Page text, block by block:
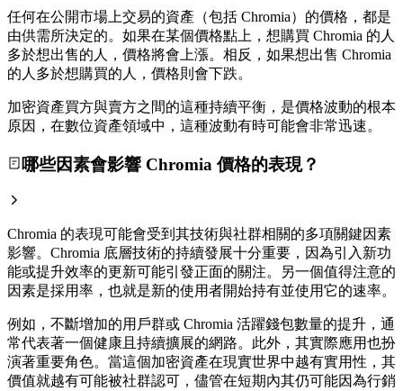
任何在公開市場上交易的資產（包括 Chromia）的價格，都是
由供需所決定的。如果在某個價格點上，想購買 Chromia 的人
多於想出售的人，價格將會上漲。相反，如果想出售 Chromia
的人多於想購買的人，價格則會下跌。
加密資產買方與賣方之間的這種持續平衡，是價格波動的根本
原因，在數位資產領域中，這種波動有時可能會非常迅速。
哪些因素會影響 Chromia 價格的表現？
Chromia 的表現可能會受到其技術與社群相關的多項關鍵因素
影響。Chromia 底層技術的持續發展十分重要，因為引入新功
能或提升效率的更新可能引發正面的關注。另一個值得注意的
因素是採用率，也就是新的使用者開始持有並使用它的速率。
例如，不斷增加的用戶群或 Chromia 活躍錢包數量的提升，通
常代表著一個健康且持續擴展的網路。此外，其實際應用也扮
演著重要角色。當這個加密資產在現實世界中越有實用性，其
價值就越有可能被社群認可，儘管在短期內其仍可能因為行銷